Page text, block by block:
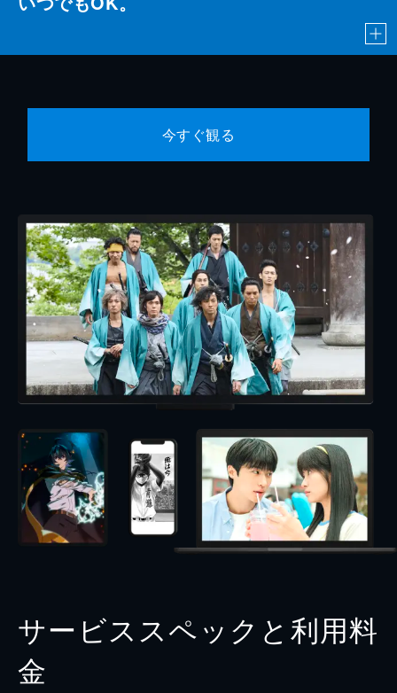
今すぐ観る
サービススペックと利用料
金